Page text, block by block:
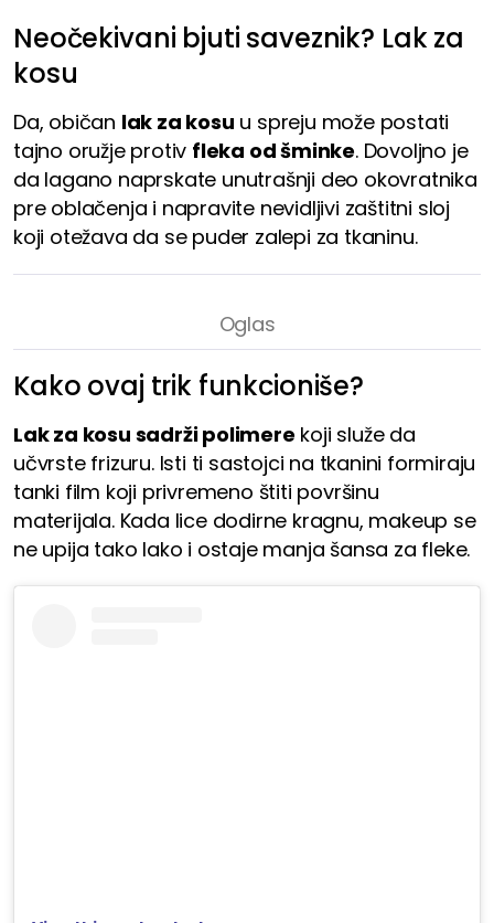
Neočekivani bjuti saveznik? Lak za
kosu
Da, običan lak za kosu u spreju može postati
tajno oružje protiv fleka od šminke. Dovoljno je
da lagano naprskate unutrašnji deo okovratnika
pre oblačenja i napravite nevidljivi zaštitni sloj
koji otežava da se puder zalepi za tkaninu.
Kako ovaj trik funkcioniše?
Lak za kosu sadrži polimere koji služe da
učvrste frizuru. Isti ti sastojci na tkanini formiraju
tanki film koji privremeno štiti površinu
materijala. Kada lice dodirne kragnu, makeup se
ne upija tako lako i ostaje manja šansa za fleke.